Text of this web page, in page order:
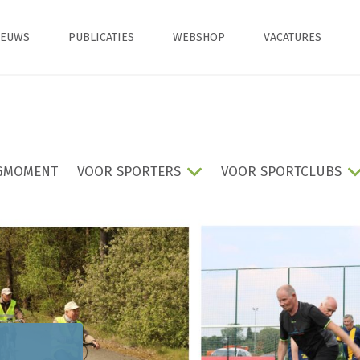
PUBLICATIES WEBSHOP VACATURES
VOOR SPORTERS VOOR SPORTCLUBS